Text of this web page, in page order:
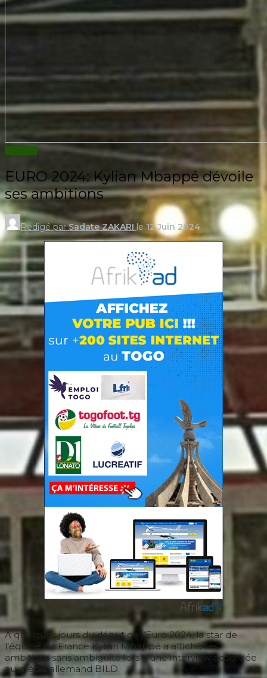
EURO 2024: Kylian Mbappé dévoile
ses ambitions
Redigé parSadate ZAKARI le 12 Juin 2024
À quelques jours du début de l’Euro 2024, la star de
l’équipe de France Kylian Mbappé a affiché ses
ambitions sans ambiguïté lors d’une interview accordée
au média allemand BILD.